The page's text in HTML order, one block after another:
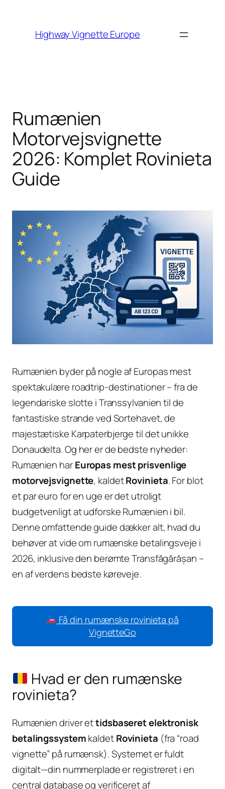
Highway Vignette Europe
Rumænien
Motorvejsvignette
2026: Komplet Rovinieta
Guide
Rumænien byder på nogle af Europas mest
spektakulære roadtrip-destinationer – fra de
legendariske slotte i Transsylvanien til de
fantastiske strande ved Sortehavet, de
majestætiske Karpaterbjerge til det unikke
Donaudelta. Og her er de bedste nyheder:
Rumænien harEuropas mest prisvenlige
motorvejsvignette, kaldetRovinieta. For blot
et par euro for en uge er det utroligt
budgetvenligt at udforske Rumænien i bil.
Denne omfattende guide dækker alt, hvad du
behøver at vide om rumænske betalingsveje i
2026, inklusive den berømte Transfăgărășan –
en af verdens bedste køreveje.
Få din rumænske rovinieta på
VignetteGo
Hvad er den rumænske
rovinieta?
Rumænien driver ettidsbaseret elektronisk
betalingssystemkaldetRovinieta (fra “road
vignette” på rumænsk). Systemet er fuldt
digitalt—din nummerplade er registreret i en
central database og verificeret af